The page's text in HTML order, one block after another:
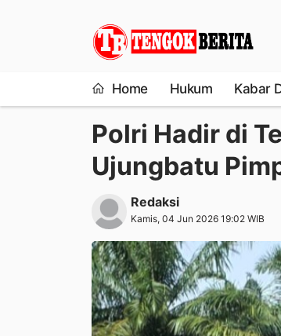
Home Hukum Kabar
Polri Hadir di
Ujungbatu
Redaksi
Kamis, 04 Jun 2026 19:02 WIB